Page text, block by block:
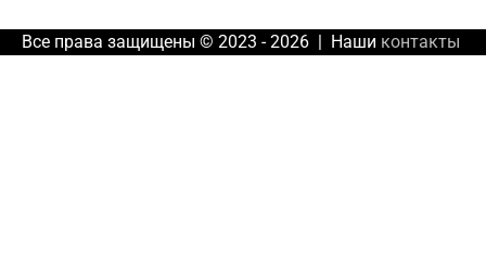
Все права защищены © 2023 - 2026 | Наши контакты